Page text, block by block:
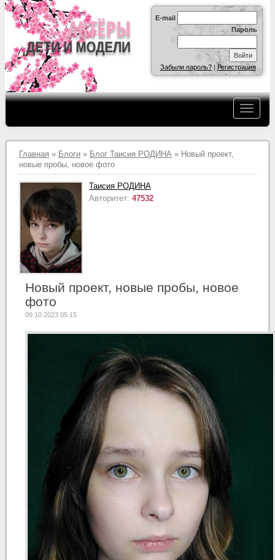
E-mail
Пароль
Забыли пароль?|Регистрация
Главная » Блоги » Блог Таисия РОДИНА » Новый проект,
новые пробы, новое фото
Таисия РОДИНА
Авторитет: 47532
Новый проект, новые пробы, новое
фото
09.10.2023 05:15